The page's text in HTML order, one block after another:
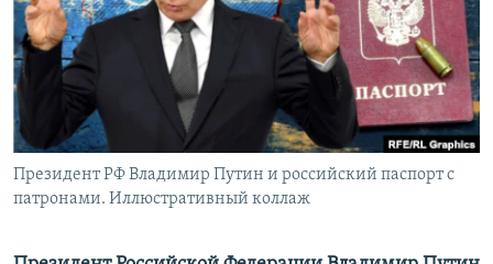
ПОБЕДИТЕЛЕЙ НЕ СУДЯТ?
КРЫМ.НЕПОКОРЕННЫЙ
УКРАИНСКАЯ ПРОБЛЕМА КРЫМА
ПРИСОЕДИНЯЙТЕСЬ!
Все сайты RFE/RL
Президент РФ Владимир Путин и российский паспорт с
патронами. Иллюстративный коллаж